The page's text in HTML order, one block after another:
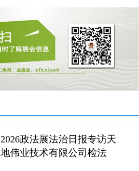
2026政法展法治日报专访天
地伟业技术有限公司检法